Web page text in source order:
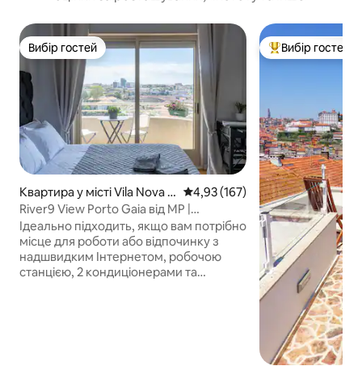
Вибір гостей
Вибір гостей
Квартира у місті Vila Nova d
e Gaia
Середня оцінка: 4,93 з 5,
4,93 (167)
River9 View Porto Gaia від MP |
Кондиціонер
Ідеально підходить, якщо вам потрібно
місце для роботи або відпочинку з
надшвидким Інтернетом, робочою
станцією, 2 кондиціонерами та
Топ вибір гостей
Вибір гостей